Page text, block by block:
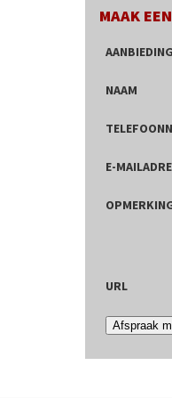
MAAK
AANBIEDING
NAAM
E-
URL
Afspraak